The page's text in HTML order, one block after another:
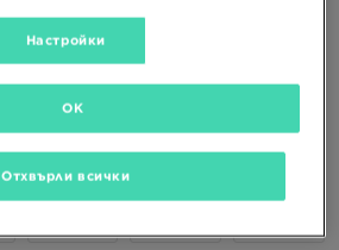
US
Настройки
Отхвърли всички
OK